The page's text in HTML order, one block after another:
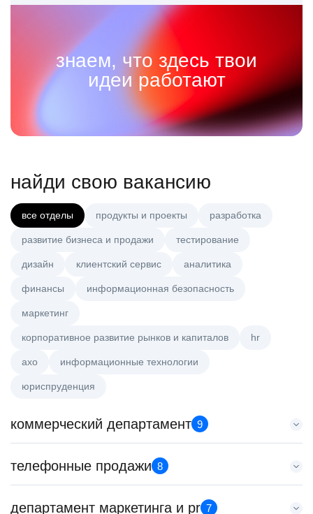
знаем, что здесь твои
идеи работают
найди свою вакансию
все отделы продукты и проекты разработка
развитие бизнеса и продажи тестирование
дизайн клиентский сервис аналитика
финансы информационная безопасность
маркетинг
корпоративное развитие рынков и капиталов hr
axo информационные технологии
юриспруденция
коммерческий департамент 9
Менеджер по работе с ключевыми клиентами (КАМ)
HeadHunter::Коммерческий департамент
з/п не указана
телефонные продажи 8
Менеджер по продажам в сегменте среднего и крупного
департамент маркетинга и pr 7